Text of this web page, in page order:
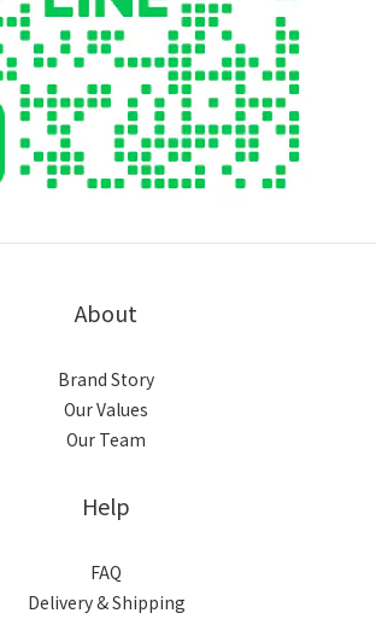
About
Brand Story
Our Values
Our Team
Help
FAQ
Delivery & Shipping